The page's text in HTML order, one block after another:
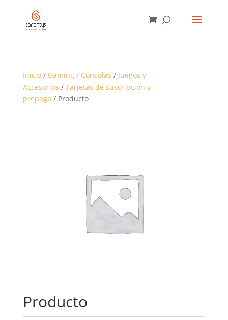
PRODUCTOS
Inicio/ Gaming / Consolas / Juegos y
Accesorios / Tarjetas de suscripción y
prepago/ Producto
Producto